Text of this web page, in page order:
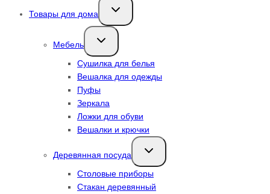
Товары для дома
Переключить
дочернее
Мебель
Переключить
дочернее
Сушилка для белья
Вешалка для одежды
Пуфы
Зеркала
Ложки для обуви
Вешалки и крючки
Деревянная посуда
Переключить
дочернее
Столовые приборы
Стакан деревянный